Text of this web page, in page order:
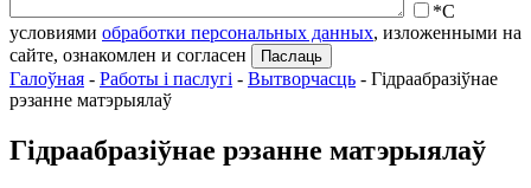
*С
условиями обработки персональных данных, изложенными на
сайте, ознакомлен и согласен
Галоўная - Работы і паслугі - Вытворчасць - Гідраабразіўнае
рэзанне матэрыялаў
Гідраабразіўнае рэзанне матэрыялаў